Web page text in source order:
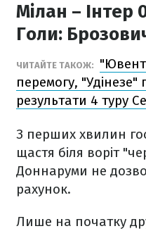
Мілан – Інтер
Голи:
ЧИТАЙТЕ ТАКОЖ:
перемогу, "Удінезе"
результати 4 туру
З перших хвилин
щастя біля воріт
Доннаруми не
рахунок.
Лише на початку